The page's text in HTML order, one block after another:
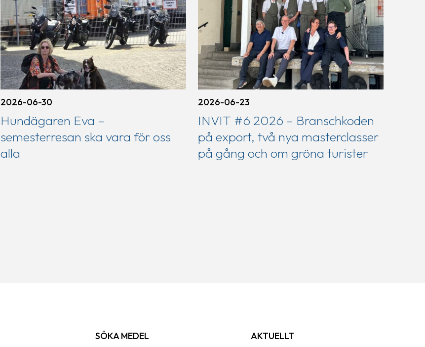
Hundägaren Eva –
semesterresan ska vara för oss
alla
2026-06-30
INVIT #6 2026 – Branschkoden
på export, två nya masterclasser
på gång och om gröna turister
2026-06-23
SÖKA MEDEL AKTUELLT